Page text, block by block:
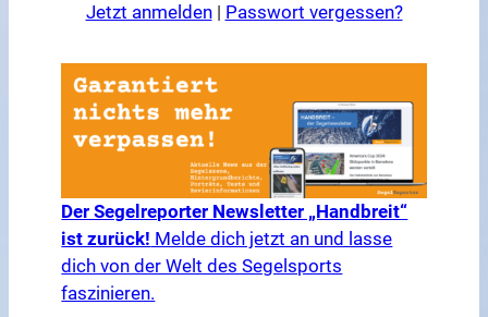
Jetzt anmelden| Passwort vergessen?
Der Segelreporter Newsletter „Handbreit“
ist zurück! Melde dich jetzt an und lasse
dich von der Welt des Segelsports
faszinieren.